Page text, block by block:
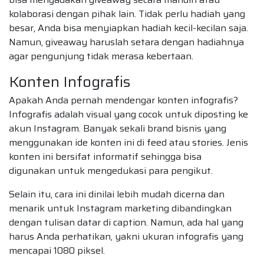
kolaborasi dengan pihak lain. Tidak perlu hadiah yang
besar, Anda bisa menyiapkan hadiah kecil-kecilan saja.
Namun, giveaway haruslah setara dengan hadiahnya
agar pengunjung tidak merasa kebertaan.
Konten Infografis
Apakah Anda pernah mendengar konten infografis?
Infografis adalah visual yang cocok untuk diposting ke
akun Instagram. Banyak sekali brand bisnis yang
menggunakan ide konten ini di feed atau stories. Jenis
konten ini bersifat informatif sehingga bisa
digunakan untuk mengedukasi para pengikut.
Selain itu, cara ini dinilai lebih mudah dicerna dan
menarik untuk Instagram marketing dibandingkan
dengan tulisan datar di caption. Namun, ada hal yang
harus Anda perhatikan, yakni ukuran infografis yang
mencapai 1080 piksel.